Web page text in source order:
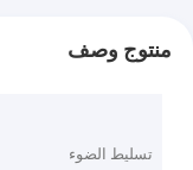
منتوج وصف
تسليط الضوء